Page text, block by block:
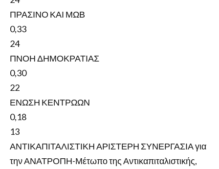
ΠΡΑΣΙΝΟ ΚΑΙ ΜΩΒ
0,33
24
ΠΝΟΗ ΔΗΜΟΚΡΑΤΙΑΣ
0,30
22
ΕΝΩΣΗ ΚΕΝΤΡΩΩΝ
0,18
13
ΑΝΤΙΚΑΠΙΤΑΛΙΣΤΙΚΗ ΑΡΙΣΤΕΡΗ ΣΥΝΕΡΓΑΣΙΑ για
την ΑΝΑΤΡΟΠΗ-Μέτωπο της Αντικαπιταλιστικής,